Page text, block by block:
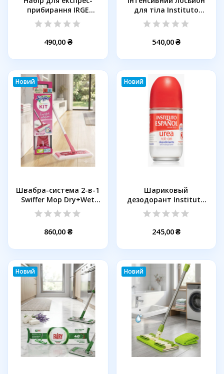
прибирання IRGE
DuoSweep 5 в...
490,00 ₴
для тіла Instituto
Español...
540,00 ₴
Новий
Швабра-система 2-в-1
Swiffer Mop Dry+Wet
Kit...
860,00 ₴
Новий
Шариковый
дезодорант Instituto
Espanol Urea...
245,00 ₴
Новий Новий